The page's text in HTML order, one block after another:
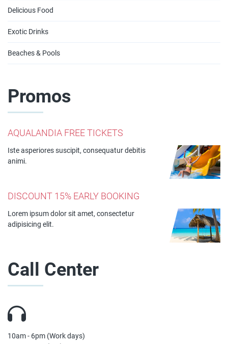
Delicious Food
Exotic Drinks
Beaches & Pools
Promos
AQUALANDIA FREE TICKETS
Iste asperiores suscipit, consequatur debitis
animi.
DISCOUNT 15% EARLY BOOKING
Lorem ipsum dolor sit amet, consectetur
adipisicing elit.
Call Center
10am - 6pm (Work days)